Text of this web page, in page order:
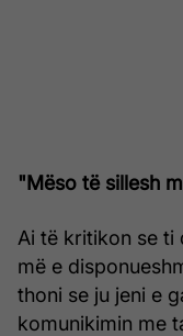
"Mëso të sillesh
Ai të kritikon se ti
më e
thoni se ju jeni e
komunikimin me